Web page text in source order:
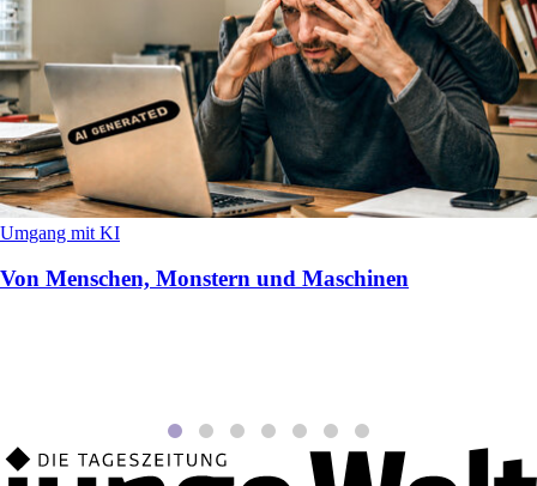
Umgang mit KI
Von Menschen, Monstern und Maschinen